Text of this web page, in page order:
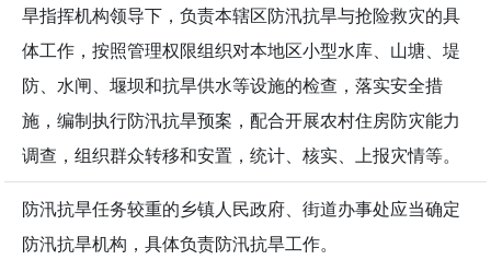
旱指挥机构领导下，负责本辖区防汛抗旱与抢险救灾的具
体工作，按照管理权限组织对本地区小型水库、山塘、堤
防、水闸、堰坝和抗旱供水等设施的检查，落实安全措
施，编制执行防汛抗旱预案，配合开展农村住房防灾能力
调查，组织群众转移和安置，统计、核实、上报灾情等。
防汛抗旱任务较重的乡镇人民政府、街道办事处应当确定
防汛抗旱机构，具体负责防汛抗旱工作。